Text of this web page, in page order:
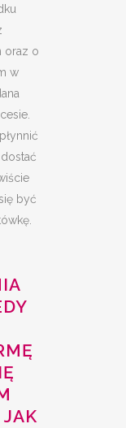
oraz o
w
być